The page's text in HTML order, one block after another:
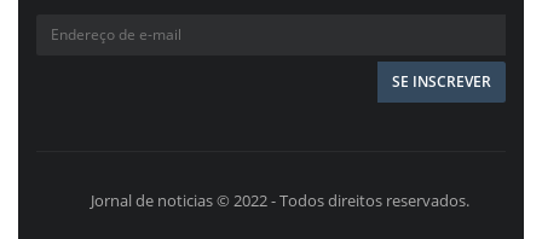
Jornal de noticias © 2022 - Todos direitos reservados.